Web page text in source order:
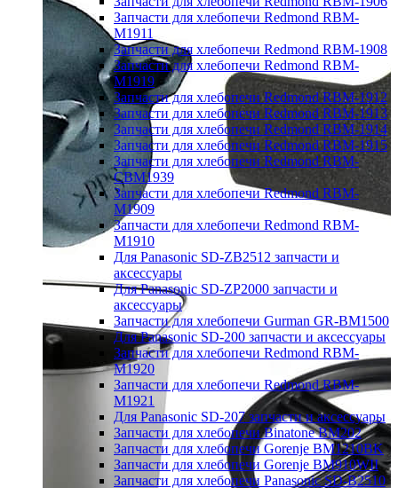
Запчасти для хлебопечи Redmond RBM-
M1911
Запчасти для хлебопечи Redmond RBM-1908
Запчасти для хлебопечи Redmond RBM-
M1919
Запчасти для хлебопечи Redmond RBM-1912
Запчасти для хлебопечи Redmond RBM-1913
Запчасти для хлебопечи Redmond RBM-1914
Запчасти для хлебопечи Redmond RBM-1915
Запчасти для хлебопечи Redmond RBM-
CBM1939
Запчасти для хлебопечи Redmond RBM-
M1909
Запчасти для хлебопечи Redmond RBM-
M1910
Для Panasonic SD-ZB2512 запчасти и
аксессуары
Для Panasonic SD-ZP2000 запчасти и
аксессуары
Запчасти для хлебопечи Gurman GR-BM1500
Для Panasonic SD-200 запчасти и аксессуары
Запчасти для хлебопечи Redmond RBM-
M1920
Запчасти для хлебопечи Redmond RBM-
M1921
Для Panasonic SD-207 запчасти и аксессуары
Запчасти для хлебопечи Binatone BM202
Запчасти для хлебопечи Gorenje BM1210BK
Запчасти для хлебопечи Gorenje BM910WII
Запчасти для хлебопечи Panasonic SD-B2510